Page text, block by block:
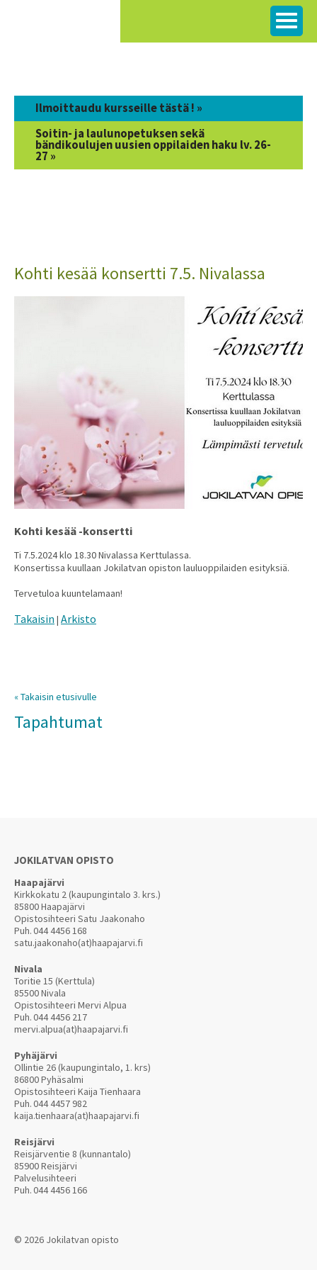
Ilmoittaudu kursseille tästä ! »
Soitin- ja laulunopetuksen sekä
bändikoulujen uusien oppilaiden haku lv. 26-
27 »
Kohti kesää konsertti 7.5. Nivalassa
Kohti kesää -konsertti
Ti 7.5.2024 klo 18.30 Nivalassa Kerttulassa.
Konsertissa kuullaan Jokilatvan opiston lauluoppilaiden esityksiä.
Tervetuloa kuuntelamaan!
Takaisin | Arkisto
« Takaisin etusivulle
Tapahtumat
JOKILATVAN OPISTO
Haapajärvi
Kirkkokatu 2 (kaupungintalo 3. krs.)
85800 Haapajärvi
Opistosihteeri Satu Jaakonaho
Puh.044 4456 168
satu.jaakonaho(at)haapajarvi.fi
Nivala
Toritie 15 (Kerttula)
85500 Nivala
Opistosihteeri Mervi Alpua
Puh.044 4456 217
mervi.alpua(at)haapajarvi.fi
Pyhäjärvi
Ollintie 26 (kaupungintalo, 1. krs)
86800 Pyhäsalmi
Opistosihteeri Kaija Tienhaara
Puh.044 4457 982
kaija.tienhaara(at)haapajarvi.fi
Reisjärvi
Reisjärventie 8 (kunnantalo)
85900 Reisjärvi
Palvelusihteeri
Puh.044 4456 166
© 2026 Jokilatvan opisto